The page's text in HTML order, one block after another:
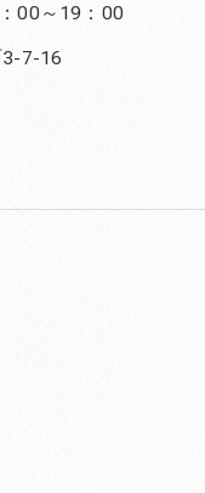
00～19：00
7-16